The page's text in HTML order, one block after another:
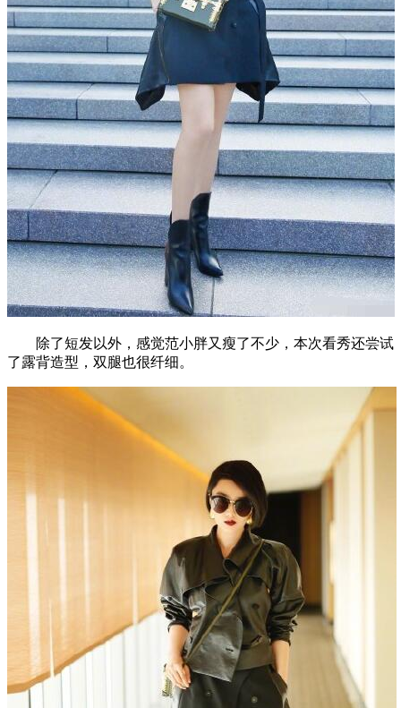
除了短发以外，感觉范小胖又瘦了不少，本次看秀还尝试
了露背造型，双腿也很纤细。